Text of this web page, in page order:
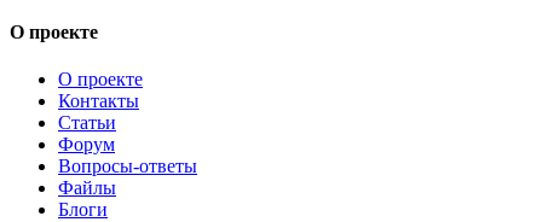
О проекте
О проекте
Контакты
Статьи
Форум
Вопросы-ответы
Файлы
Блоги